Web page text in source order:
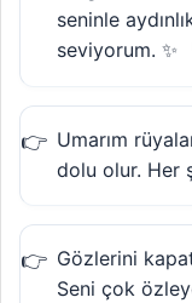
seninle
seviyorum. ✨
Umarım
dolu olur. Her
Gözlerini
Seni çok